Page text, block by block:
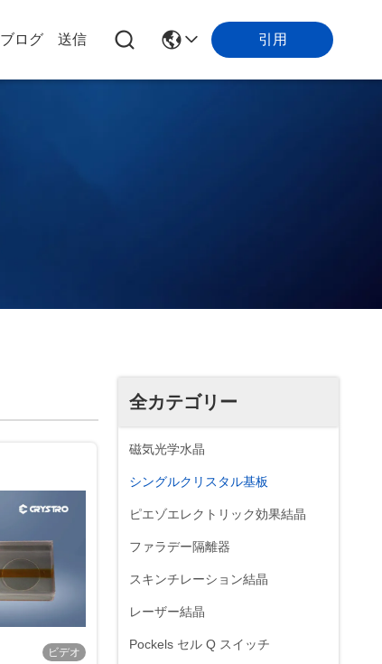
ブログ 送信 引用
全カテゴリー
磁気光学水晶
シングルクリスタル基板
ピエゾエレクトリック効果結晶
ファラデー隔離器
スキンチレーション結晶
レーザー結晶
Pockels セル Q スイッチ
ビデオ